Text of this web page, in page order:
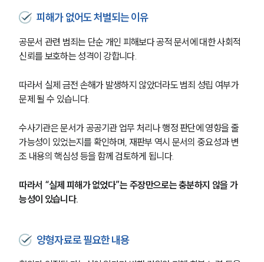
그룹소개
오시는 길
글로벌 파트너 로펌
고객의 소리
통합검색
AI대륜
형사 주요 업무사례
사례분석/최신동향
피해가 없어도 처벌되는 이유
공문서 관련 범죄는 단순 개인 피해보다 공적 문서에 대한 사회적
신뢰를 보호하는 성격이 강합니다.
따라서 실제 금전 손해가 발생하지 않았더라도 범죄 성립 여부가
문제 될 수 있습니다.
수사기관은 문서가 공공기관 업무 처리나 행정 판단에 영향을 줄
가능성이 있었는지를 확인하며, 재판부 역시 문서의 중요성과 변
조 내용의 핵심성 등을 함께 검토하게 됩니다.
따라서 “실제 피해가 없었다”는 주장만으로는 충분하지 않을 가
능성이 있습니다.
양형자료로 필요한 내용